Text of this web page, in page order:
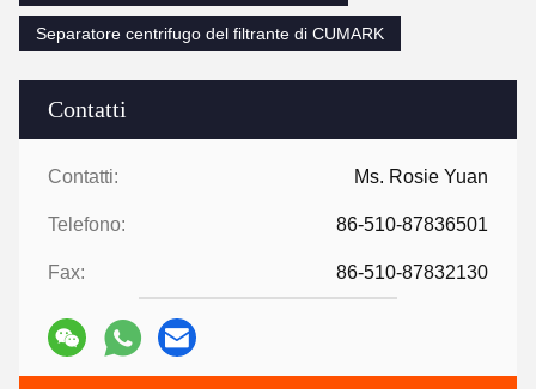
Contatti
Contatti: Ms. Rosie Yuan
Telefono: 86-510-87836501
Fax: 86-510-87832130
Separatore centrifugo del filtrante di CUMARK